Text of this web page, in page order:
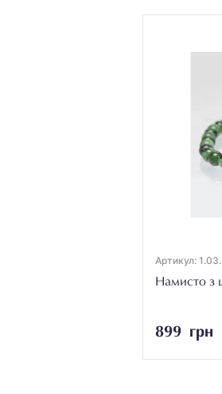
Артикул:
Намисто з
899 грн